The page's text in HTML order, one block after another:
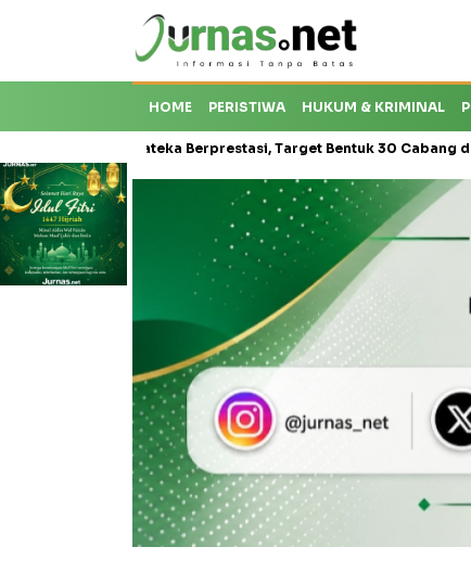
HOME PERISTIWA HUKUM & KRIMINAL
Karateka Berprestasi, Target Bentuk 30 Cabang dan Cetak Atlet